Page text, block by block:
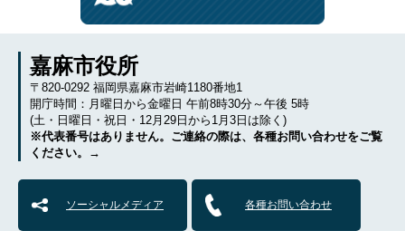
嘉麻市役所
〒820-0292 福岡県嘉麻市岩崎1180番地1
開庁時間：月曜日から金曜日 午前8時30分～午後 5時
(土・日曜日・祝日・12月29日から1月3日は除く)
※代表番号はありません。ご連絡の際は、各種お問い合わせをご覧
ください。→
ソーシャルメディア 各種お問い合わせ